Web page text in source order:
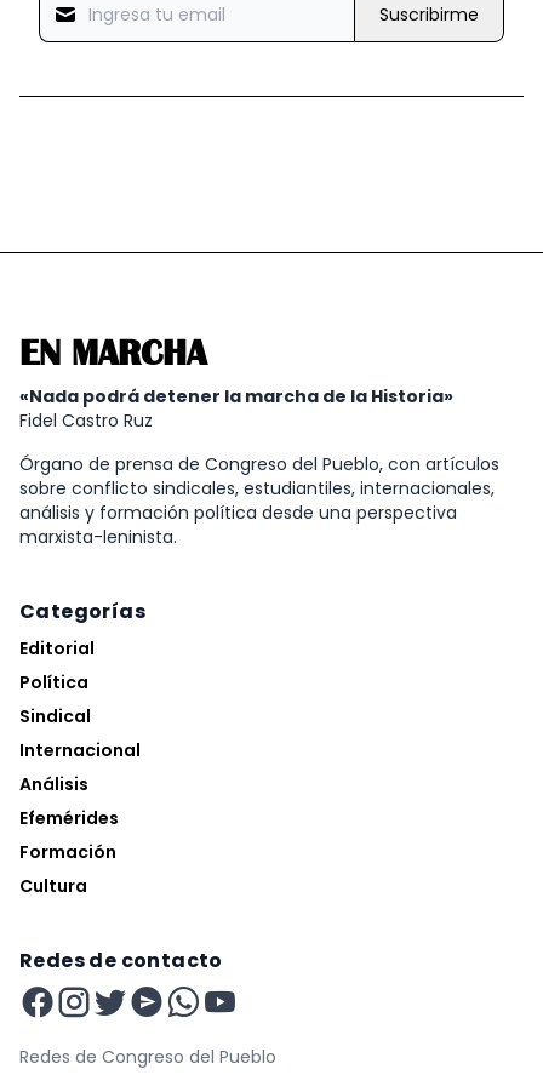
Suscribirme
EN MARCHA
«Nada podrá detener la marcha de la Historia»
Fidel Castro Ruz
Órgano de prensa de Congreso del Pueblo, con artículos
sobre conflicto sindicales, estudiantiles, internacionales,
análisis y formación política desde una perspectiva
marxista-leninista.
Categorías
Editorial
Política
Sindical
Internacional
Análisis
Efemérides
Formación
Cultura
Redes de contacto
Redes de Congreso del Pueblo